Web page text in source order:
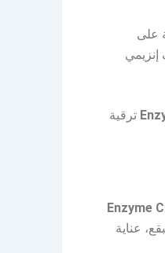
على
ترقية
Enzyme
عناية